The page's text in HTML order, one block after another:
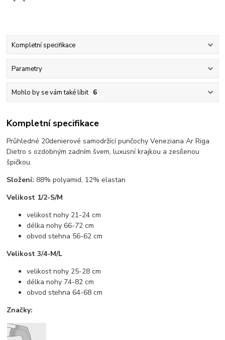
Kompletní specifikace
Parametry
Mohlo by se vám také líbit 6
Kompletní specifikace
Průhledné 20denierové samodržící punčochy Veneziana Ar Riga
Dietro s ozdobným zadním švem, luxusní krajkou a zesílenou
špičkou.
Složení: 88% polyamid, 12% elastan
Velikost 1/2-S/M
velikost nohy 21-24 cm
délka nohy 66-72 cm
obvod stehna 56-62 cm
Velikost 3/4-M/L
velikost nohy 25-28 cm
délka nohy 74-82 cm
obvod stehna 64-68 cm
Značky: